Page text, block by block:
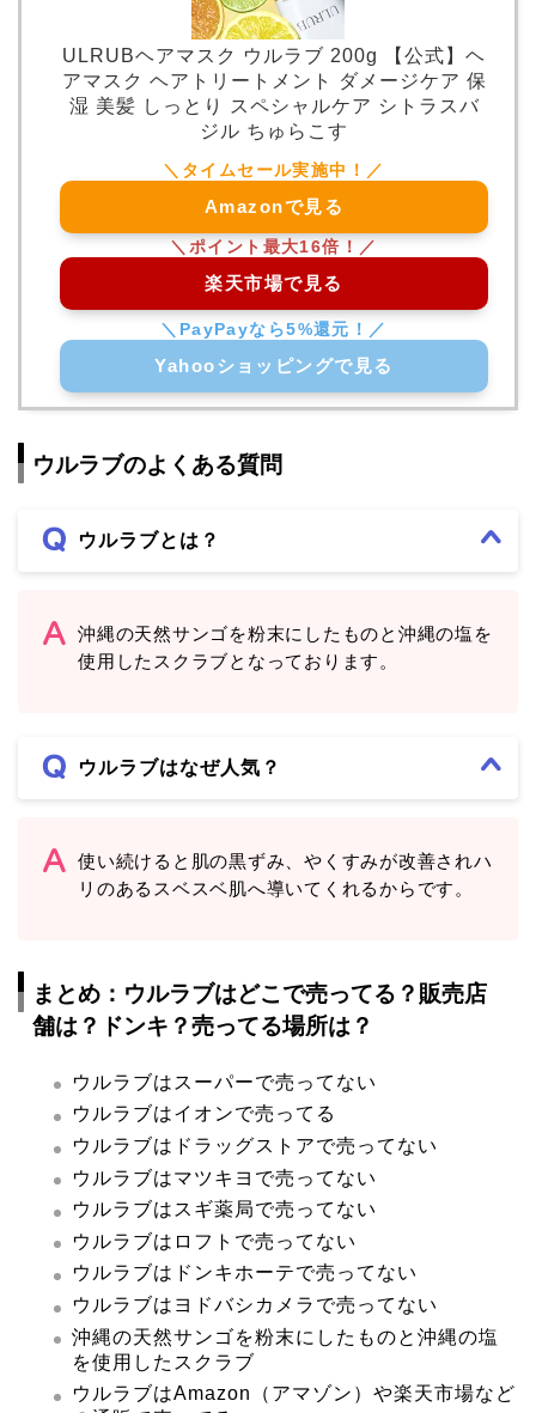
ULRUBヘアマスク ウルラブ 200g 【公式】ヘ
アマスク ヘアトリートメント ダメージケア 保
湿 美髪 しっとり スペシャルケア シトラスバ
ジル ちゅらこす
Amazonで見る
楽天市場で見る
Yahooショッピングで見る
ウルラブのよくある質問
ウルラブとは？
沖縄の天然サンゴを粉末にしたものと沖縄の塩を
使用したスクラブとなっております。
ウルラブはなぜ人気？
使い続けると肌の黒ずみ、やくすみが改善されハ
リのあるスベスベ肌へ導いてくれるからです。
まとめ：ウルラブはどこで売ってる？販売店
舗は？ドンキ？売ってる場所は？
ウルラブはスーパーで売ってない
ウルラブはイオンで売ってる
ウルラブはドラッグストアで売ってない
ウルラブはマツキヨで売ってない
ウルラブはスギ薬局で売ってない
ウルラブはロフトで売ってない
ウルラブはドンキホーテで売ってない
ウルラブはヨドバシカメラで売ってない
沖縄の天然サンゴを粉末にしたものと沖縄の塩
を使用したスクラブ
ウルラブはAmazon（アマゾン）や楽天市場など